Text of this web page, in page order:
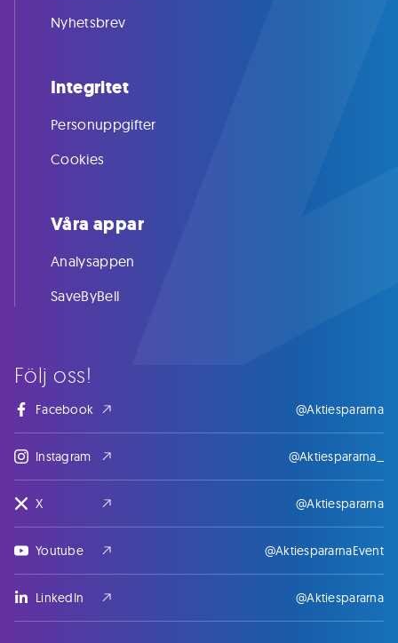
Följ oss!
Facebook @Aktiespararna
Instagram @Aktiespararna_
X @Aktiespararna
Youtube @AktiespararnaEvent
LinkedIn @Aktiespararna
Nyhetsbrev
Integritet
Personuppgifter
Cookies
Våra appar
Analysappen
SaveByBell